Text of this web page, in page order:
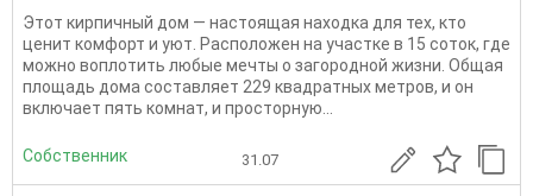
Этот кирпичный дом — настоящая находка для тех, кто
ценит комфорт и уют. Расположен на участке в 15 соток, где
можно воплотить любые мечты о загородной жизни. Общая
площадь дома составляет 229 квадратных метров, и он
включает пять комнат, и просторную...
Собственник 31.07